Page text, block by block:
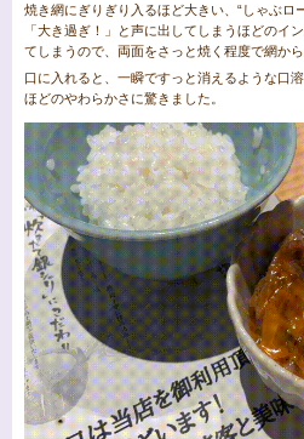
焼き網にぎりぎり入るほど大きい、“しゃぶロ
「大き過ぎ！」と声に出してしまうほどのイ
てしまうので、両面をさっと焼く程度で網から
口に入れると、一瞬ですっと消えるような口
ほどのやわらかさに驚きました。